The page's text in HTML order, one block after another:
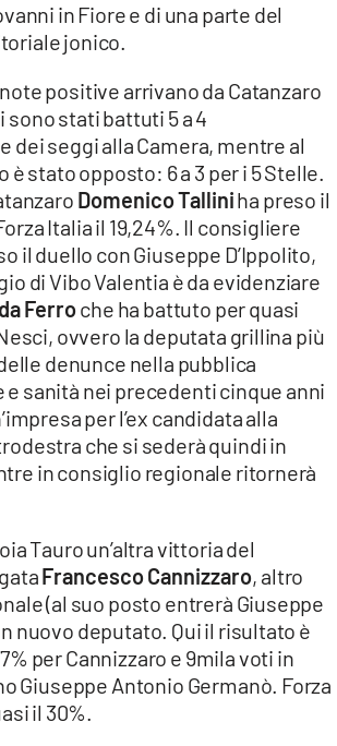
in Fiore e di una parte del
jonico.
positive arrivano da Catanzaro
sono stati battuti 5 a 4
dei seggi alla Camera, mentre al
stato opposto: 6 a 3 per i 5 Stelle.
Domenico Talliniha preso il
Italia il 19,24%. Il consigliere
il duello con Giuseppe D’Ippolito,
di Vibo Valentia è da evidenziare
Ferroche ha battuto per quasi
ovvero la deputata grillina più
denunce nella pubblica
sanità nei precedenti cinque anni
per l’ex candidata alla
che si sederà quindi in
in consiglio regionale ritornerà
Tauro un’altra vittoria del
Francesco Cannizzaro, altro
(al suo posto entrerà Giuseppe
nuovo deputato. Qui il risultato è
per Cannizzaro e 9mila voti in
Giuseppe Antonio Germanò. Forza
il 30%.